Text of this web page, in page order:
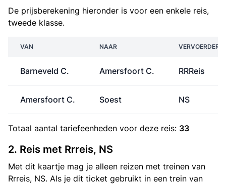
De prijsberekening hieronder is voor een enkele reis,
tweede klasse.
VAN NAAR VERVOERDER
Barneveld C. Amersfoort C. RRReis
Amersfoort C. Soest NS
Totaal aantal tariefeenheden voor deze reis: 33
2. Reis met Rrreis, NS
Met dit kaartje mag je alleen reizen met treinen van
Rrreis, NS. Als je dit ticket gebruikt in een trein van